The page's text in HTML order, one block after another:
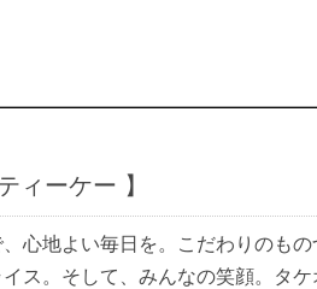
ィーケー 】
心地よい毎日を。こだわりのも
ス。そして、みんなの笑顔。タ